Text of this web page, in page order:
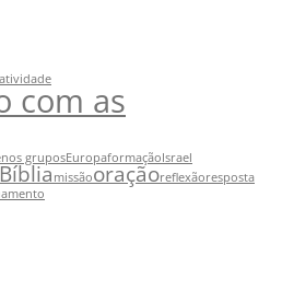
com as
gruposEuropaformaçãoIsrael
missãooraçãoreflexãoresposta